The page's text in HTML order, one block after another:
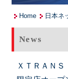
Home 日本ネ
News
ＸＴＲＡＮ